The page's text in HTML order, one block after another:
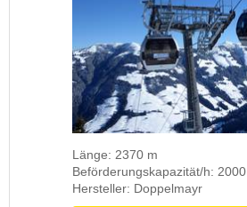
Länge: 2370 m
Beförderungskapazität/h: 2000
Hersteller: Doppelmayr